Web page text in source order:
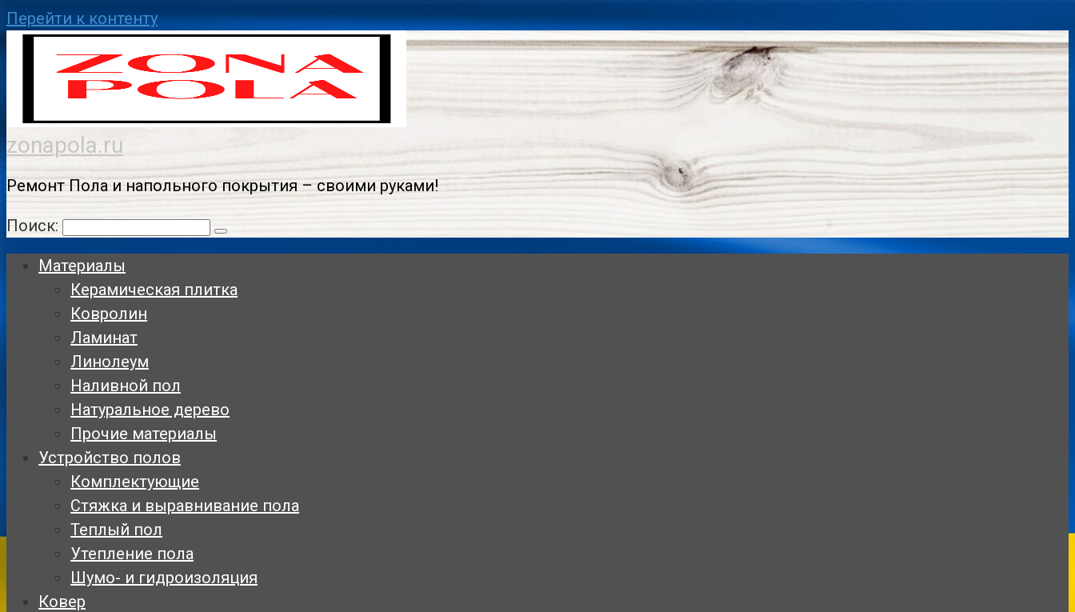
Перейти к контенту
zonapola.ru
Ремонт Пола и напольного покрытия – своими руками!
Поиск:
Материалы
Керамическая плитка
Ковролин
Ламинат
Линолеум
Наливной пол
Натуральное дерево
Прочие материалы
Устройство полов
Комплектующие
Стяжка и выравнивание пола
Теплый пол
Утепление пола
Шумо- и гидроизоляция
Ковер